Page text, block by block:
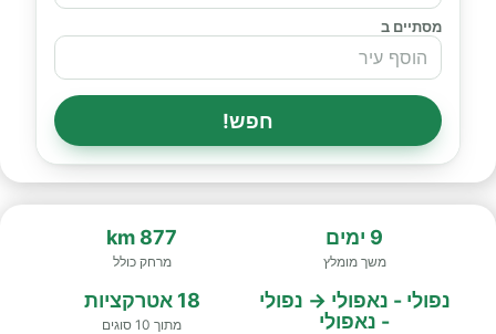
מסתיים ב
חפש!
9 ימים
משך מומלץ
877 km
מרחק כולל
נפולי - נאפולי → נפולי
- נאפולי
18 אטרקציות
מתוך 10 סוגים